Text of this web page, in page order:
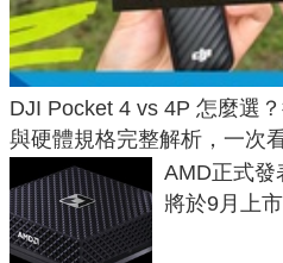
DJI Pocket 4 vs 4P 怎麼選
與硬體規格完整解析，一次
AMD正式發
將於9月上